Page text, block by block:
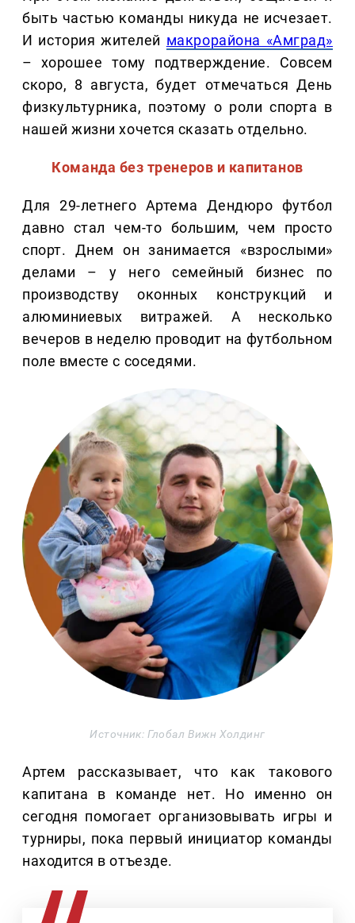
быть частью команды никуда не исчезает.
И история жителей макрорайона «Амград»
– хорошее тому подтверждение. Совсем
скоро, 8 августа, будет отмечаться День
физкультурника, поэтому о роли спорта в
нашей жизни хочется сказать отдельно.
Команда без тренеров и капитанов
Для 29-летнего Артема Дендюро футбол
давно стал чем-то большим, чем просто
спорт. Днем он занимается «взрослыми»
делами – у него семейный бизнес по
производству оконных конструкций и
алюминиевых витражей. А несколько
вечеров в неделю проводит на футбольном
поле вместе с соседями.
Источник: Глобал Вижн Холдинг
Артем рассказывает, что как такового
капитана в команде нет. Но именно он
сегодня помогает организовывать игры и
турниры, пока первый инициатор команды
находится в отъезде.